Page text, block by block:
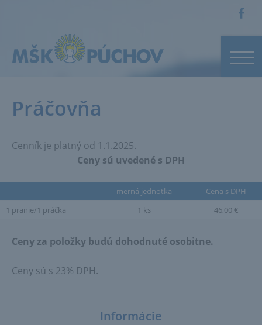
Práčovňa
Cenník je platný od 1.1.2025.
Ceny sú uvedené s DPH
merná jednotka
Cena s DPH
1 pranie/1 práčka
1 ks 46,00 €
Ceny za položky budú dohodnuté osobitne.
Ceny sú s 23% DPH.
Informácie